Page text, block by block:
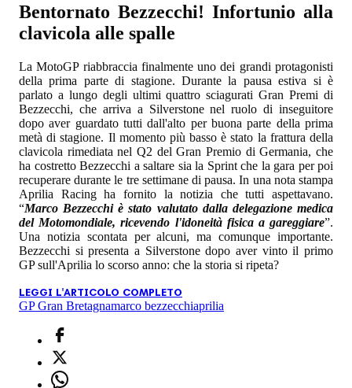
Bentornato Bezzecchi! Infortunio alla
clavicola alle spalle
La MotoGP riabbraccia finalmente uno dei grandi protagonisti
della prima parte di stagione. Durante la pausa estiva si è
parlato a lungo degli ultimi quattro sciagurati Gran Premi di
Bezzecchi, che arriva a Silverstone nel ruolo di inseguitore
dopo aver guardato tutti dall'alto per buona parte della prima
metà di stagione. Il momento più basso è stato la frattura della
clavicola rimediata nel Q2 del Gran Premio di Germania, che
ha costretto Bezzecchi a saltare sia la Sprint che la gara per poi
recuperare durante le tre settimane di pausa. In una nota stampa
Aprilia Racing ha fornito la notizia che tutti aspettavano.
“Marco Bezzecchi è stato valutato dalla delegazione medica
del Motomondiale, ricevendo l'idoneità fisica a gareggiare”.
Una notizia scontata per alcuni, ma comunque importante.
Bezzecchi si presenta a Silverstone dopo aver vinto il primo
GP sull'Aprilia lo scorso anno: che la storia si ripeta?
LEGGI L'ARTICOLO COMPLETO
GP Gran Bretagnamarco bezzecchiaprilia